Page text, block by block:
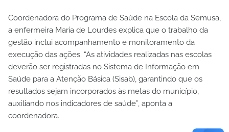
Coordenadora do Programa de Saúde na Escola da Semusa,
a enfermeira Maria de Lourdes explica que o trabalho da
gestão inclui acompanhamento e monitoramento da
execução das ações. “As atividades realizadas nas escolas
deverão ser registradas no Sistema de Informação em
Saúde para a Atenção Básica (Sisab), garantindo que os
resultados sejam incorporados às metas do município,
auxiliando nos indicadores de saúde”, aponta a
coordenadora.